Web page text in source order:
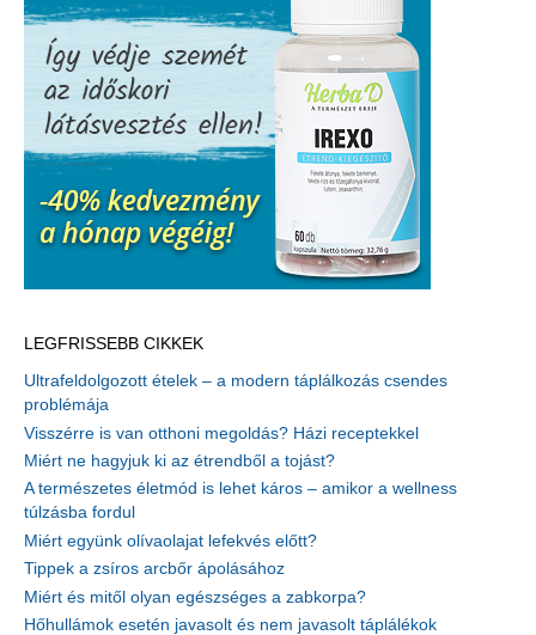
LEGFRISSEBB CIKKEK
Ultrafeldolgozott ételek – a modern táplálkozás csendes
problémája
Visszérre is van otthoni megoldás? Házi receptekkel
Miért ne hagyjuk ki az étrendből a tojást?
A természetes életmód is lehet káros – amikor a wellness
túlzásba fordul
Miért együnk olívaolajat lefekvés előtt?
Tippek a zsíros arcbőr ápolásához
Miért és mitől olyan egészséges a zabkorpa?
Hőhullámok esetén javasolt és nem javasolt táplálékok